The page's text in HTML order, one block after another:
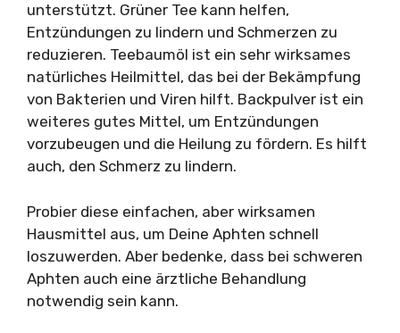
unterstützt. Grüner Tee kann helfen,
Entzündungen zu lindern und Schmerzen zu
reduzieren. Teebaumöl ist ein sehr wirksames
natürliches Heilmittel, das bei der Bekämpfung
von Bakterien und Viren hilft. Backpulver ist ein
weiteres gutes Mittel, um Entzündungen
vorzubeugen und die Heilung zu fördern. Es hilft
auch, den Schmerz zu lindern.
Probier diese einfachen, aber wirksamen
Hausmittel aus, um Deine Aphten schnell
loszuwerden. Aber bedenke, dass bei schweren
Aphten auch eine ärztliche Behandlung
notwendig sein kann.